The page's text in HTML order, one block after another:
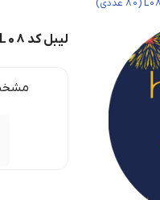
لیبل کد L08 (80 عددی)